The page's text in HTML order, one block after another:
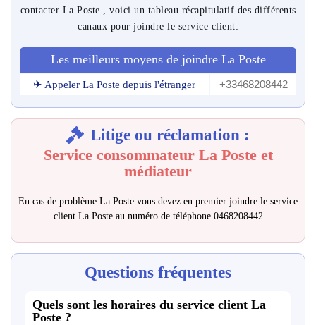
contacter La Poste , voici un tableau récapitulatif des différents
canaux pour joindre le service client:
Les meilleurs moyens de joindre La Poste
✈ Appeler La Poste depuis l'étranger +33468208442
Litige ou réclamation :
Service consommateur La Poste et
médiateur
En cas de problème La Poste vous devez en premier joindre le service
client La Poste au numéro de téléphone 0468208442
Questions fréquentes
Quels sont les horaires du service client La
Poste ?